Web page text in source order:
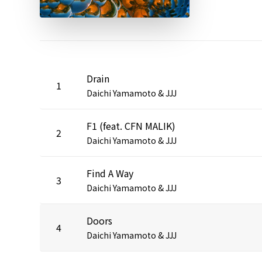
1 Drain
Daichi Yamamoto & JJJ
2 F1 (feat. CFN MALIK)
Daichi Yamamoto & JJJ
3 Find A Way
Daichi Yamamoto & JJJ
4 Doors
Daichi Yamamoto & JJJ